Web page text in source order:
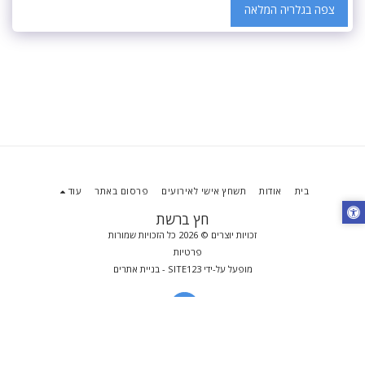
צפה בגלריה המלאה
חץ ברשת
זכויות יוצרים © 2026 כל הזכויות שמורות
פרטיות
מופעל על-ידיSITE123
-בניית אתרים
בית אודות תשחץ אישי לאירועים פרסום באתר עוד